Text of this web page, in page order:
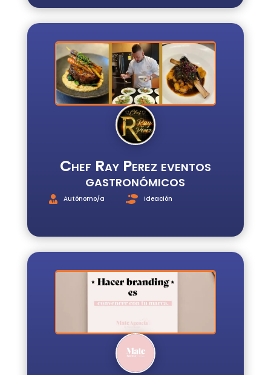
Chef Ray Perez eventos
gastronómicos
Autónomo/a Ideación